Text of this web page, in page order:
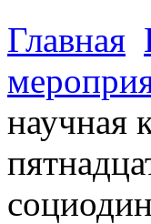
Главная
научная